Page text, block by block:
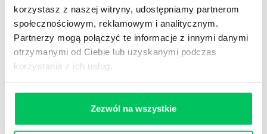
korzystasz z naszej witryny, udostępniamy partnerom
społecznościowym, reklamowym i analitycznym.
Partnerzy mogą połączyć te informacje z innymi danymi
otrzymanymi od Ciebie lub uzyskanymi podczas
korzystania z ich usług.
Zezwól na wszystkie
Artykuły eksperckie